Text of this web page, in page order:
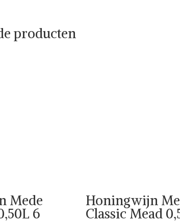
producten
Mede
6
Honingwijn
Classic Mead